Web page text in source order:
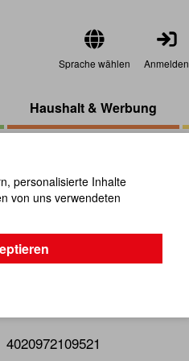
Sprache wählen Anmelden
Haushalt & Werbung
Holz.
4020972109521
personalisierte Inhalte
von uns verwendeten